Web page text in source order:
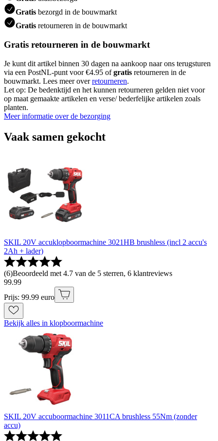
Gratis bezorgd in de bouwmarkt
Gratis retourneren in de bouwmarkt
Gratis retourneren in de bouwmarkt
Je kunt dit artikel binnen 30 dagen na aankoop naar ons terugsturen
via een PostNL-punt voor €4.95 ofgratis retourneren in de
bouwmarkt. Lees meer overretourneren.
Let op: De bedenktijd en het kunnen retourneren gelden niet voor
op maat gemaakte artikelen en verse/ bederfelijke artikelen zoals
planten.
Meer informatie over de bezorging
Vaak samen gekocht
SKIL 20V accuklopboormachine 3021HB brushless (incl 2 accu's
2Ah + lader)
(6)Beoordeeld met 4.7 van de 5 sterren, 6 klantreviews
99.99
Prijs: 99.99 euro
Bekijk alles in klopboormachine
SKIL 20V accuboormachine 3011CA brushless 55Nm (zonder
accu)